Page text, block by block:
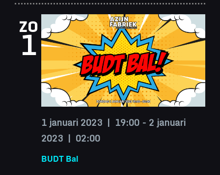
zo
1
BUDT Bal
1 januari 2023 | 19:00 - 2 januari
2023 | 02:00